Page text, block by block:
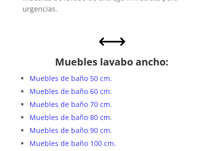
urgencias.
,
Muebles lavabo ancho:
Muebles de baño 50 cm.
Muebles de baño 60 cm.
Muebles de baño 70 cm.
Muebles de baño 80 cm.
Muebles de baño 90 cm.
Muebles de baño 100 cm.